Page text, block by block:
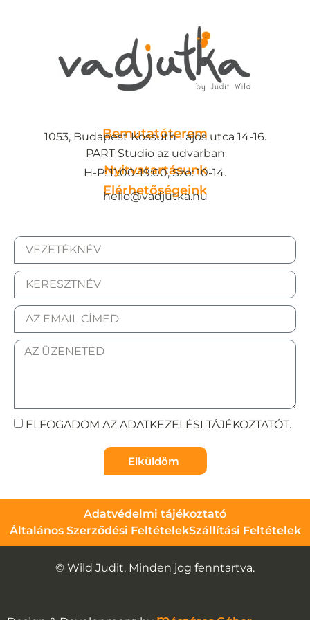
Bemutatóterem
1053, Budapest Kossuth Lajos utca 14-16.
PART Studio az udvarban
Nyitvatartásunk
H-P: 11:00-19:00, Szo: 10-14.
Elérhetőségeink
hello@vadjutka.hu
ELFOGADOM AZ ADATKEZELÉSI TÁJÉKOZTATÓT.
Elküldöm
Adatvédelmi tájékoztató
Általános Szerződési FeltételekSzállítási Feltételek
© Wild Judit. Minden jog fenntartva.